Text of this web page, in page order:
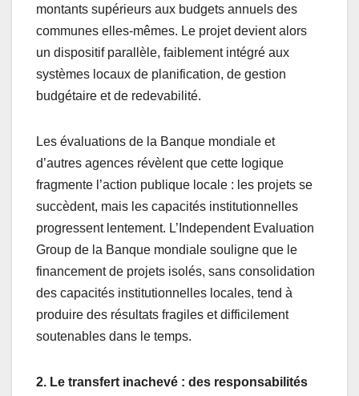
montants supérieurs aux budgets annuels des
communes elles-mêmes. Le projet devient alors
un dispositif parallèle, faiblement intégré aux
systèmes locaux de planification, de gestion
budgétaire et de redevabilité.
Les évaluations de la Banque mondiale et
d’autres agences révèlent que cette logique
fragmente l’action publique locale : les projets se
succèdent, mais les capacités institutionnelles
progressent lentement. L’Independent Evaluation
Group de la Banque mondiale souligne que le
financement de projets isolés, sans consolidation
des capacités institutionnelles locales, tend à
produire des résultats fragiles et difficilement
soutenables dans le temps.
2. Le transfert inachevé : des responsabilités